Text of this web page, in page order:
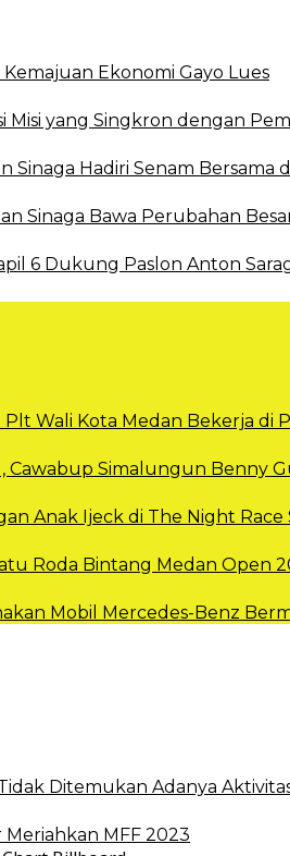
Ekonomi Gayo Lues
yang Singkron dengan
Hadiri Senam Bersama
Sinaga Bawa Perubahan
6 Dukung Paslon Anton
Wali Kota Medan Bekerja di
Cawabup Simalungun Benny
Anak Ijeck di The Night Race
Roda Bintang Medan Open
Mobil Mercedes-Benz
Ditemukan Adanya
MFF 2023